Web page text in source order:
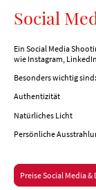
Social
Ein Social Media
wie Instagram,
Besonders wichtig sind:
Authentizität
Natürliches Licht
Persönliche
Preise Social Media &